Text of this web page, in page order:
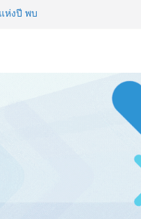
ห่งปี พบ
กใน